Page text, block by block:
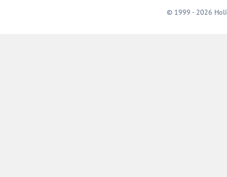
© 1999 - 2026